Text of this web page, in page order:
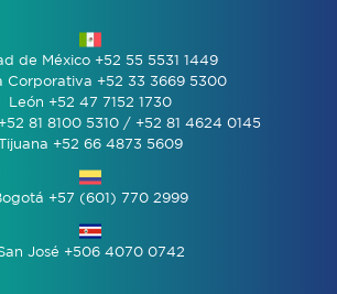
de México +52 55 5531 1449
Corporativa +52 33 3669 5300
León +52 47 7152 1730
81 8100 5310 / +52 81 4624 0145
Tijuana +52 66 4873 5609
+57 (601) 770 2999
José +506 4070 0742